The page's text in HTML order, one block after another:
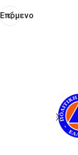
Επόμενο